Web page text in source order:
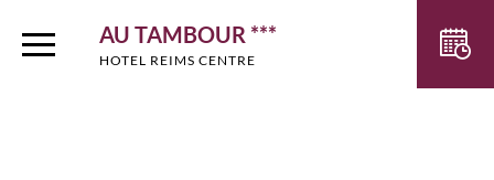
AU TAMBOUR ***
HOTEL REIMS CENTRE